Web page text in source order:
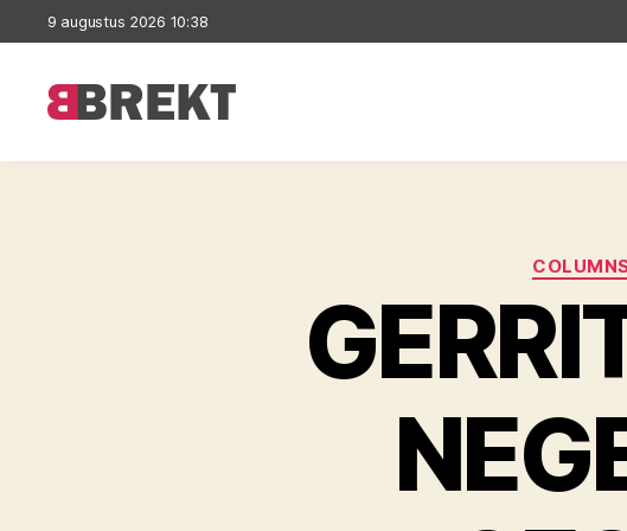
9 augustus 2026 10:38